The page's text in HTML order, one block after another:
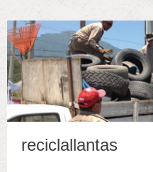
reciclallantas